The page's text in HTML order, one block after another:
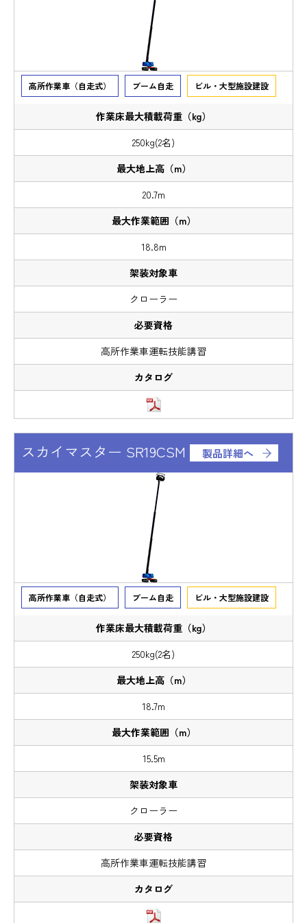
高所作業車（自走式） ブーム自走 ビル・大型施設建設
250kg(2名)
20.7m
18.8m
クローラー
高所作業車運転技能講習
スカイマスター SR19CSM 製品詳細へ
高所作業車（自走式） ブーム自走 ビル・大型施設建設
250kg(2名)
18.7m
15.5m
クローラー
高所作業車運転技能講習